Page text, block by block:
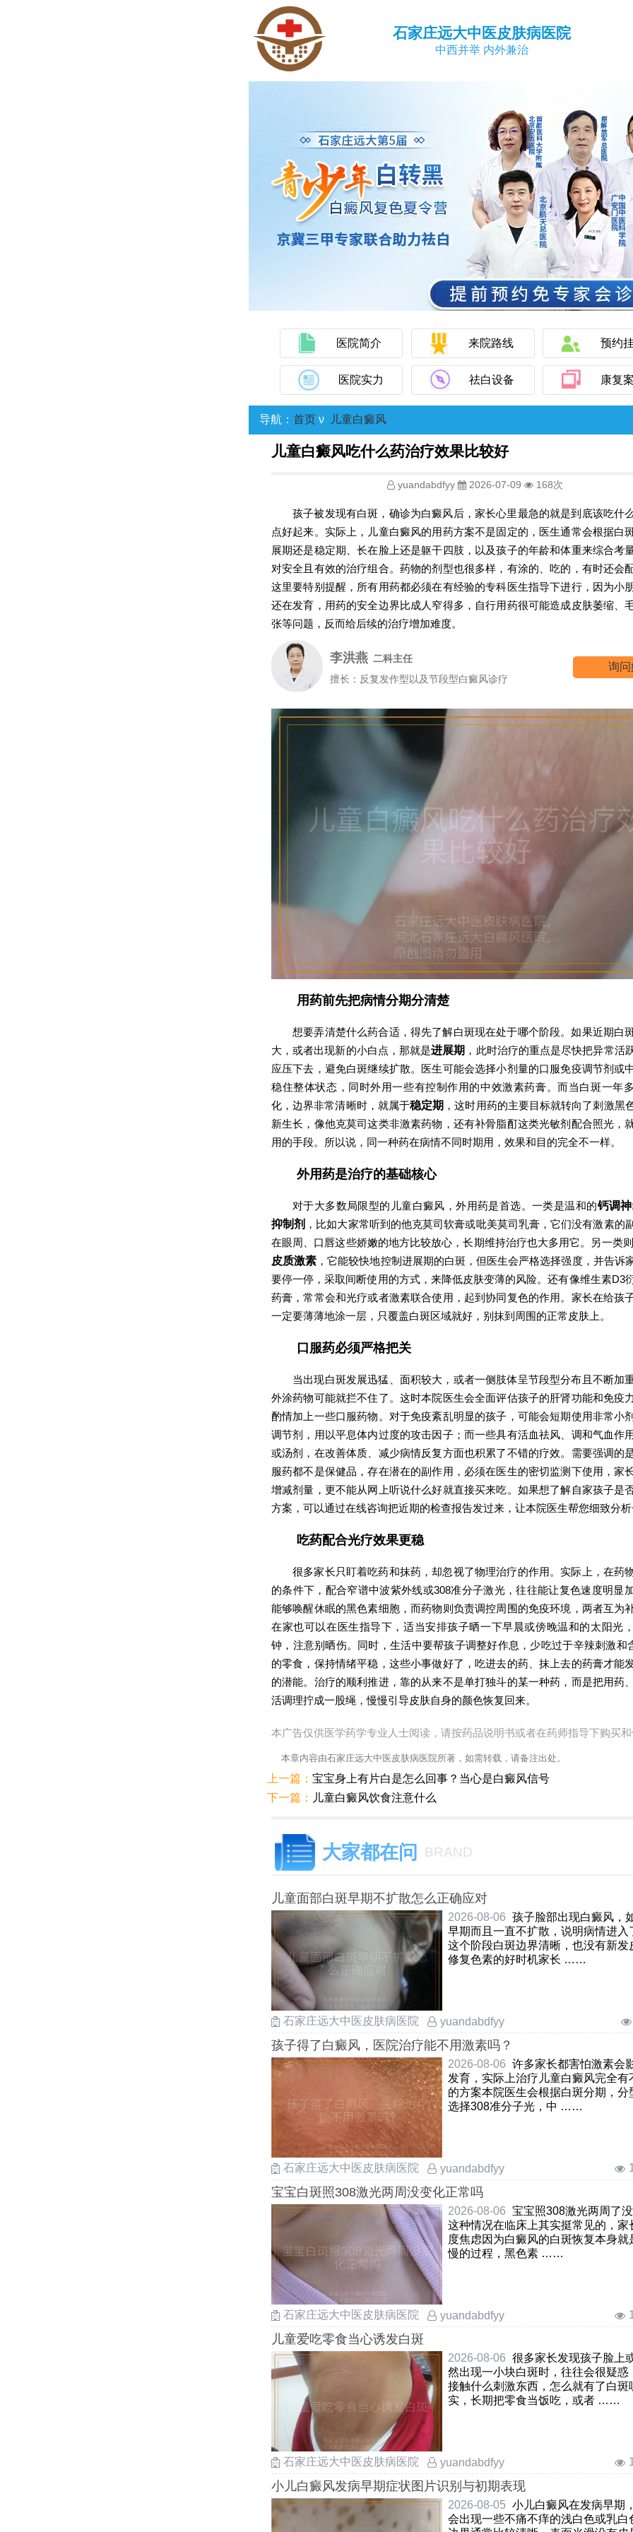
石家庄远大中医皮肤病医院
中西并举 内外兼治
医院简介 来院路线 预约
医院实力 祛白设备 康复
导航： 首页 ν 儿童白癜风
儿童白癜风吃什么药治疗效果比较好
yuandabdfyy 2026-07-09 168次
孩子被发现有白斑，确诊为白癜风后，家长心里最急的就是到底该吃什
点好起来。实际上，儿童白癜风的用药方案不是固定的，医生通常会根据白
展期还是稳定期、长在脸上还是躯干四肢，以及孩子的年龄和体重来综合考
对安全且有效的治疗组合。药物的剂型也很多样，有涂的、吃的，有时还会
这里要特别提醒，所有用药都必须在有经验的专科医生指导下进行，因为小
还在发育，用药的安全边界比成人窄得多，自行用药很可能造成皮肤萎缩、
张等问题，反而给后续的治疗增加难度。
李洪燕 二科主任
擅长：反复发作型以及节段型白癜风诊疗
询
用药前先把病情分期分清楚
想要弄清楚什么药合适，得先了解白斑现在处于哪个阶段。如果近期白
大，或者出现新的小白点，那就是进展期 ，此时治疗的重点是尽快把异常活
应压下去，避免白斑继续扩散。医生可能会选择小剂量的口服免疫调节剂或
稳住整体状态，同时外用一些有控制作用的中效激素药膏。而当白斑一年
化，边界非常清晰时，就属于稳定期 ，这时用药的主要目标就转向了刺激黑
新生长，像他克莫司这类非激素药物，还有补骨脂酊这类光敏剂配合照光，
用的手段。所以说，同一种药在病情不同时期用，效果和目的完全不一样。
外用药是治疗的基础核心
对于大多数局限型的儿童白癜风，外用药是首选。一类是温和的钙调
抑制剂 ，比如大家常听到的他克莫司软膏或吡美莫司乳膏，它们没有激素的
在眼周、口唇这些娇嫩的地方比较放心，长期维持治疗也大多用它。另一类
皮质激素 ，它能较快地控制进展期的白斑，但医生会严格选择强度，并告诉
要停一停，采取间断使用的方式，来降低皮肤变薄的风险。还有像维生素D3
药膏，常常会和光疗或者激素联合使用，起到协同复色的作用。家长在给孩
一定要薄薄地涂一层，只覆盖白斑区域就好，别抹到周围的正常皮肤上。
口服药必须严格把关
当出现白斑发展迅猛、面积较大，或者一侧肢体呈节段型分布且不断加
外涂药物可能就拦不住了。这时本院医生会全面评估孩子的肝肾功能和免疫
酌情加上一些口服药物。对于免疫紊乱明显的孩子，可能会短期使用非常小
调节剂，用以平息体内过度的攻击因子；而一些具有活血祛风、调和气血作
或汤剂，在改善体质、减少病情反复方面也积累了不错的疗效。需要强调的
服药都不是保健品，存在潜在的副作用，必须在医生的密切监测下使用，家
增减剂量，更不能从网上听说什么好就直接买来吃。如果想了解自家孩子是
方案，可以通过在线咨询把近期的检查报告发过来，让本院医生帮您细致分
吃药配合光疗效果更稳
很多家长只盯着吃药和抹药，却忽视了物理治疗的作用。实际上，在药
的条件下，配合窄谱中波紫外线或308准分子激光，往往能让复色速度明显
能够唤醒休眠的黑色素细胞，而药物则负责调控周围的免疫环境，两者互为
在家也可以在医生指导下，适当安排孩子晒一下早晨或傍晚温和的太阳光
钟，注意别晒伤。同时，生活中要帮孩子调整好作息，少吃过于辛辣刺激和
的零食，保持情绪平稳，这些小事做好了，吃进去的药、抹上去的药膏才能
的潜能。治疗的顺利推进，靠的从来不是单打独斗的某一种药，而是把用药
活调理拧成一股绳，慢慢引导皮肤自身的颜色恢复回来。
本广告仅供医学药学专业人士阅读，请按药品说明书或者在药师指导下购买
本章内容由石家庄远大中医皮肤病医院所著，如需转载，请备注出处。
上一篇： 宝宝身上有片白是怎么回事？当心是白癜风信号
下一篇：
儿童白癜风饮食注意什么
大家都在问 BRAND
儿童面部白斑早期不扩散怎么正确应对
2026-08-06 孩子脸部出现白癜风，
早期而且一直不扩散，说明病情进入
这个阶段白斑边界清晰，也没有新发
修复色素的好时机家长 ……
石家庄远大中医皮肤病医院 yuandabdfyy
孩子得了白癜风，医院治疗能不用激素吗？
2026-08-06 许多家长都害怕激素会
发育，实际上治疗儿童白癜风完全有
的方案本院医生会根据白斑分期，分
选择308准分子光，中 ……
石家庄远大中医皮肤病医院 yuandabdfyy
宝宝白斑照308激光两周没变化正常吗
2026-08-06 宝宝照308激光两周了
这种情况在临床上其实挺常见的，家
度焦虑因为白癜风的白斑恢复本身就
慢的过程，黑色素 ……
石家庄远大中医皮肤病医院 yuandabdfyy
儿童爱吃零食当心诱发白斑
2026-08-06 很多家长发现孩子脸上
然出现一小块白斑时，往往会很疑惑
接触什么刺激东西，怎么就有了白斑
实，长期把零食当饭吃，或者 ……
石家庄远大中医皮肤病医院 yuandabdfyy
小儿白癜风发病早期症状图片识别与初期表现
2026-08-05 小儿白癜风在发病早期
会出现一些不痛不痒的浅白色或乳白